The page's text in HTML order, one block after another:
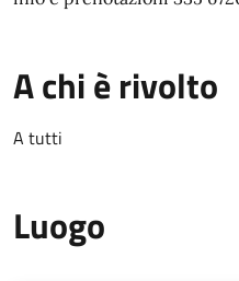
A chi è rivolto
A tutti
Luogo